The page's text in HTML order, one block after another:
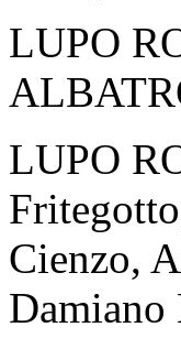
LUPO
LUPO
Cienzo,
Damiano